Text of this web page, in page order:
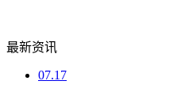
最新资讯
07.17